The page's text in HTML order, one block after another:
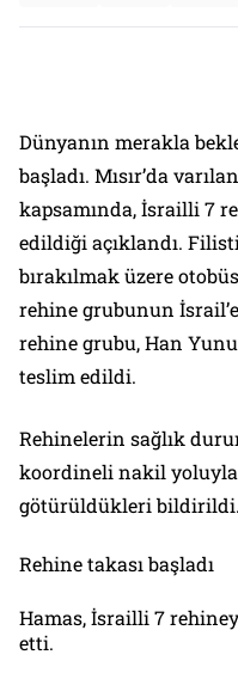
Dünyanın merakla
başladı. Mısır’da
kapsamında, İsrailli 7
edildiği açıklandı.
bırakılmak üzere
rehine grubunun
rehine grubu, Han
teslim edildi.
Rehinelerin sağlık
koordineli nakil
götürüldükleri bildirildi.
Rehine takası başladı
Hamas, İsrailli 7 rehineyi
etti.